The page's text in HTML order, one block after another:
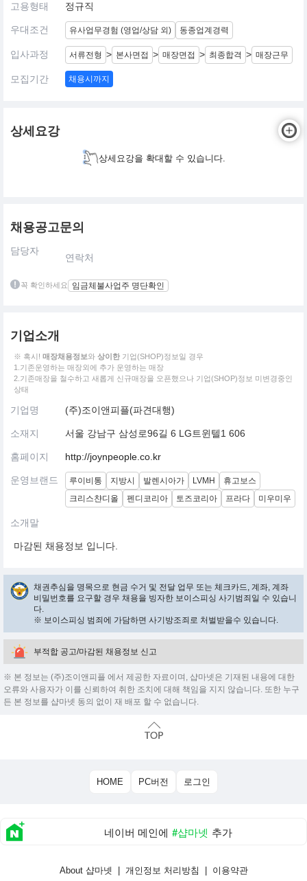
고용형태 정규직
우대조건 유사업무경험 (영업/상담 외) 동종업계경력
입사과정 서류전형 > 본사면접 > 매장면접 > 최종합격 > 매장근무
모집기간 채용시까지
상세요강
상세요강을 확대할 수 있습니다.
채용공고문의
담당자
연락처
꼭 확인하세요 임금체불사업주 명단확인
기업소개
※ 혹시! 매장채용정보와 상이한 기업(SHOP)정보일 경우
1.기존운영하는 매장외에 추가 운영하는 매장
2.기존매장을 철수하고 새롭게 신규매장을 오픈했으나 기업(SHOP)정보 미변경중인
상태
기업명 (주)조이앤피플(파견대행)
소재지 서울 강남구 삼성로96길 6 LG트윈텔1 606
홈페이지 http://joynpeople.co.kr
운영브랜드 루이비통 지방시 발렌시아가 LVMH
휴고보스
크리스챤디올
펜디코리아 토즈코리아 프라다 미우미우
소개말
마감된 채용정보 입니다.
채권추심을 명목으로 현금 수거 및 전달 업무 또는 체크카드, 계좌, 계좌
비밀번호를 요구할 경우 채용을 빙자한 보이스피싱 사기범죄일 수 있습니
다.
※ 보이스피싱 범죄에 가담하면 사기방조죄로 처벌받을수 있습니다.
부적합 공고/마감된 채용정보 신고
※ 본 정보는 (주)조이앤피플 에서 제공한 자료이며, 샵마넷은 기재된 내용에 대한
오류와 사용자가 이를 신뢰하여 취한 조치에 대해 책임을 지지 않습니다. 또한 누구
든 본 정보를 샵마넷 동의 없이 재 배포 할 수 없습니다.
HOME PC버전 로그인
네이버 메인에 #샵마넷 추가
About 샵마넷 개인정보 처리방침 이용약관